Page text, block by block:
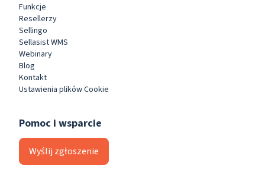
Funkcje
Resellerzy
Sellingo
Sellasist WMS
Webinary
Blog
Kontakt
Ustawienia plików Cookie
Pomoc i wsparcie
Wyślij zgłoszenie